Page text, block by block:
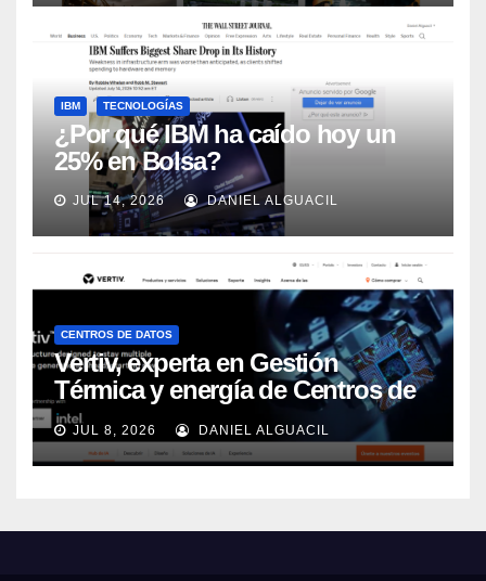
IBM TECNOLOGÍAS
¿Por qué IBM ha caído hoy un
25% en Bolsa?
JUL 14, 2026 DANIEL ALGUACIL
CENTROS DE DATOS
Vertiv, experta en Gestión
Térmica y energía de Centros de
Datos, sigue su crecimiento
imparable
JUL 8, 2026 DANIEL ALGUACIL